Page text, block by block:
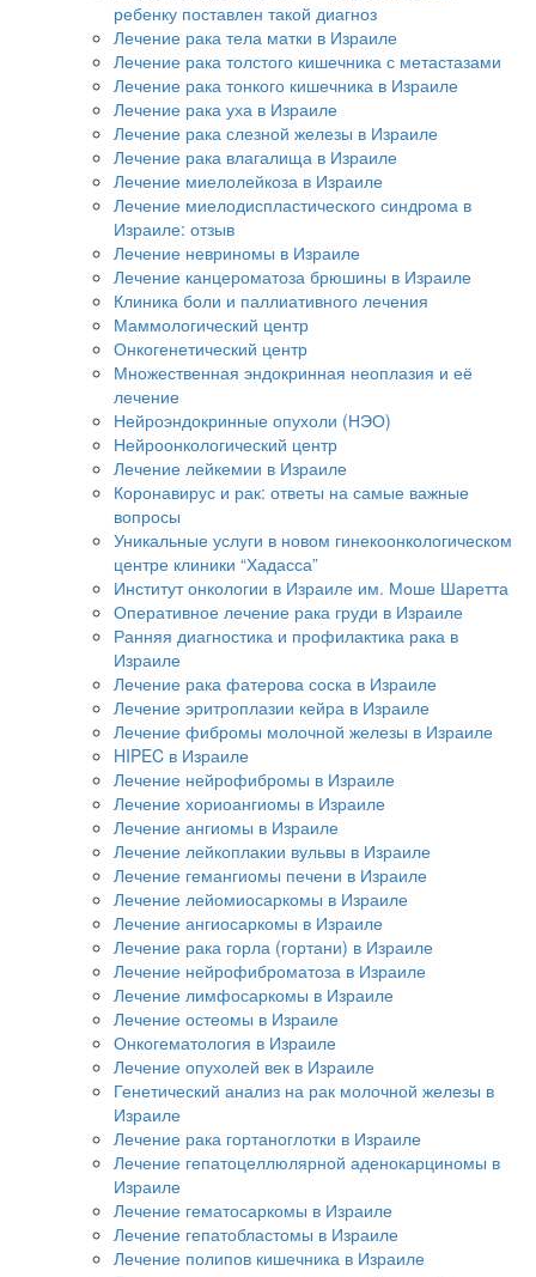
ребенку поставлен такой диагноз
Лечение рака тела матки в Израиле
Лечение рака толстого кишечника с метастазами
Лечение рака тонкого кишечника в Израиле
Лечение рака уха в Израиле
Лечение рака слезной железы в Израиле
Лечение рака влагалища в Израиле
Лечение миелолейкоза в Израиле
Лечение миелодиспластического синдрома в
Израиле: отзыв
Лечение невриномы в Израиле
Лечение канцероматоза брюшины в Израиле
Клиника боли и паллиативного лечения
Маммологический центр
Онкогенетический центр
Множественная эндокринная неоплазия и её
лечение
Нейроэндокринные опухоли (НЭО)
Нейроонкологический центр
Лечение лейкемии в Израиле
Коронавирус и рак: ответы на самые важные
вопросы
Уникальные услуги в новом гинекоонкологическом
центре клиники “Хадасса”
Институт онкологии в Израиле им. Моше Шаретта
Оперативное лечение рака груди в Израиле
Ранняя диагностика и профилактика рака в
Израиле
Лечение рака фатерова соска в Израиле
Лечение эритроплазии кейра в Израиле
Лечение фибромы молочной железы в Израиле
HIPEC в Израиле
Лечение нейрофибромы в Израиле
Лечение хориоангиомы в Израиле
Лечение ангиомы в Израиле
Лечение лейкоплакии вульвы в Израиле
Лечение гемангиомы печени в Израиле
Лечение лейомиосаркомы в Израиле
Лечение ангиосаркомы в Израиле
Лечение рака горла (гортани) в Израиле
Лечение нейрофиброматоза в Израиле
Лечение лимфосаркомы в Израиле
Лечение остеомы в Израиле
Онкогематология в Израиле
Лечение опухолей век в Израиле
Генетический анализ на рак молочной железы в
Израиле
Лечение рака гортаноглотки в Израиле
Лечение гепатоцеллюлярной аденокарциномы в
Израиле
Лечение гематосаркомы в Израиле
Лечение гепатобластомы в Израиле
Лечение полипов кишечника в Израиле